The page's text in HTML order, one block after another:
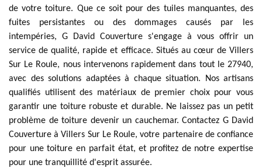
de votre toiture. Que ce soit pour des tuiles manquantes, des
fuites persistantes ou des dommages causés par les
intempéries, G David Couverture s'engage à vous offrir un
service de qualité, rapide et efficace. Situés au cœur de Villers
Sur Le Roule, nous intervenons rapidement dans tout le 27940,
avec des solutions adaptées à chaque situation. Nos artisans
qualifiés utilisent des matériaux de premier choix pour vous
garantir une toiture robuste et durable. Ne laissez pas un petit
problème de toiture devenir un cauchemar. Contactez G David
Couverture à Villers Sur Le Roule, votre partenaire de confiance
pour une toiture en parfait état, et profitez de notre expertise
pour une tranquillité d'esprit assurée.